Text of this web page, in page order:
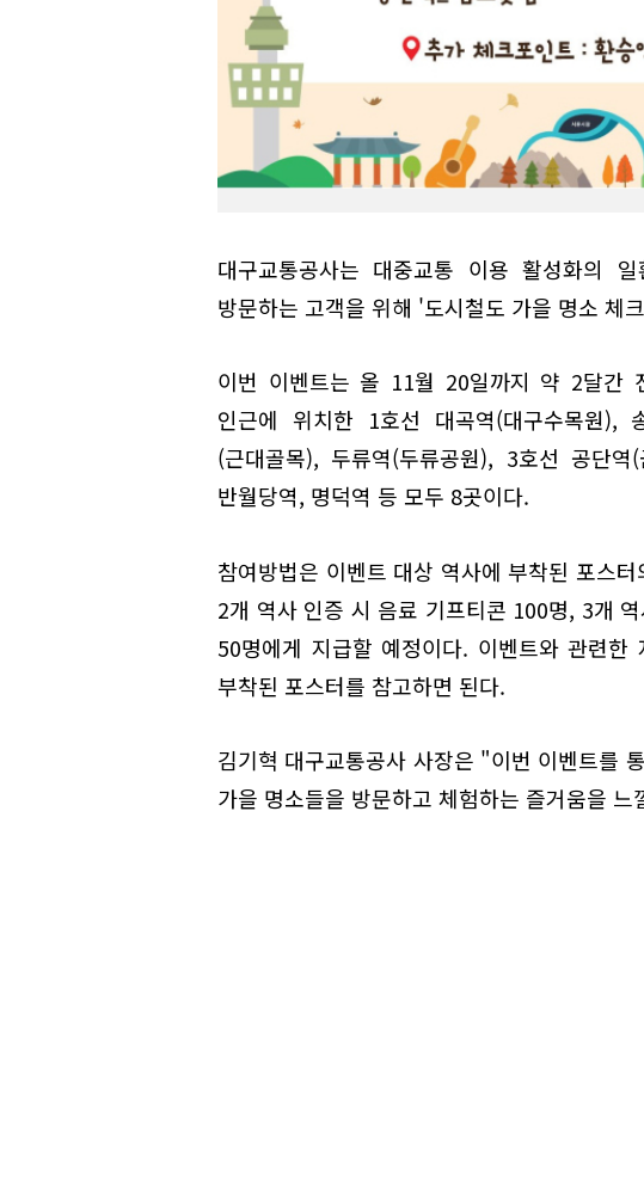
대구교통공사는 대중교통 이용 활성화의
방문하는 고객을 위해 '도시철도 가을 명소 체
이번 이벤트는 올 11월 20일까지 약 2달간
인근에 위치한 1호선 대곡역(대구수목원),
(근대골목), 두류역(두류공원), 3호선 공단역
반월당역, 명덕역 등 모두 8곳이다.
참여방법은 이벤트 대상 역사에 부착된 포스
2개 역사 인증 시 음료 기프티콘 100명, 3개
50명에게 지급할 예정이다. 이벤트와 관련
부착된 포스터를 참고하면 된다.
김기혁 대구교통공사 사장은 "이번 이벤트를
가을 명소들을 방문하고 체험하는 즐거움을